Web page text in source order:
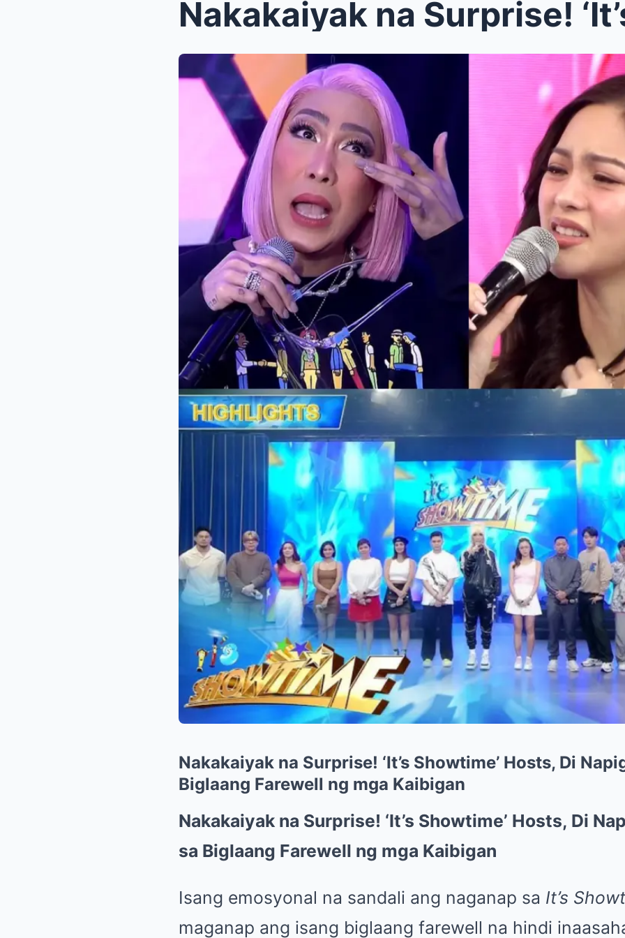
Nakakaiyak na Surprise! ‘It’s Showtime’ Hosts, Di
Biglaang Farewell ng mga Kaibigan
Nakakaiyak na Surprise! ‘It’s Showtime’ Hosts, Di
sa Biglaang Farewell ng mga Kaibigan
Isang emosyonal na sandali ang naganap sa It’s
maganap ang isang biglaang farewell na hindi